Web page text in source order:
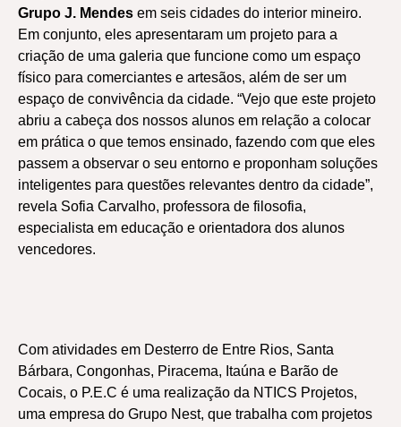
Grupo J. Mendes em seis cidades do interior mineiro.
Em conjunto, eles apresentaram um projeto para a
criação de uma galeria que funcione como um espaço
físico para comerciantes e artesãos, além de ser um
espaço de convivência da cidade. “Vejo que este projeto
abriu a cabeça dos nossos alunos em relação a colocar
em prática o que temos ensinado, fazendo com que eles
passem a observar o seu entorno e proponham soluções
inteligentes para questões relevantes dentro da cidade”,
revela Sofia Carvalho, professora de filosofia,
especialista em educação e orientadora dos alunos
vencedores.
Com atividades em Desterro de Entre Rios, Santa
Bárbara, Congonhas, Piracema, Itaúna e Barão de
Cocais, o P.E.C é uma realização da NTICS Projetos,
uma empresa do Grupo Nest, que trabalha com projetos